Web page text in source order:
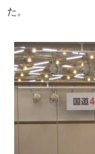
た。